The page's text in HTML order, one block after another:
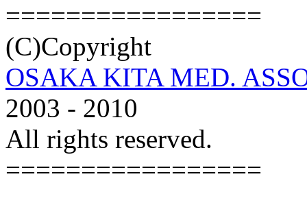
=================
(C)Copyright
OSAKA KITA MED.
2003 - 2010
All rights reserved.
=================